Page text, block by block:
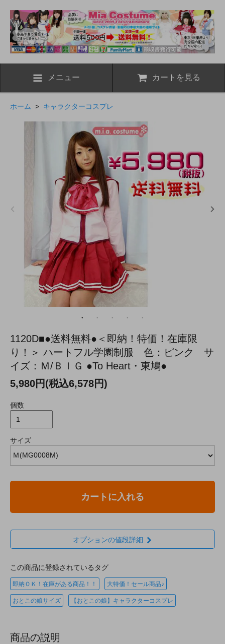
メニュー カートを見る
ホーム > キャラクターコスプレ
1120D■●送料無料●＜即納！特価！在庫限
り！＞ ハートフル学園制服 色：ピンク サ
イズ：Ｍ/ＢＩＧ ●To Heart・東鳩●
5,980円(税込6,578円)
個数
サイズ
カートに入れる
オプションの値段詳細
この商品に登録されているタグ
即納ＯＫ！在庫がある商品！！ 大特価！セール商品♪
おとこの娘サイズ 【おとこの娘】キャラクターコスプレ
商品の説明